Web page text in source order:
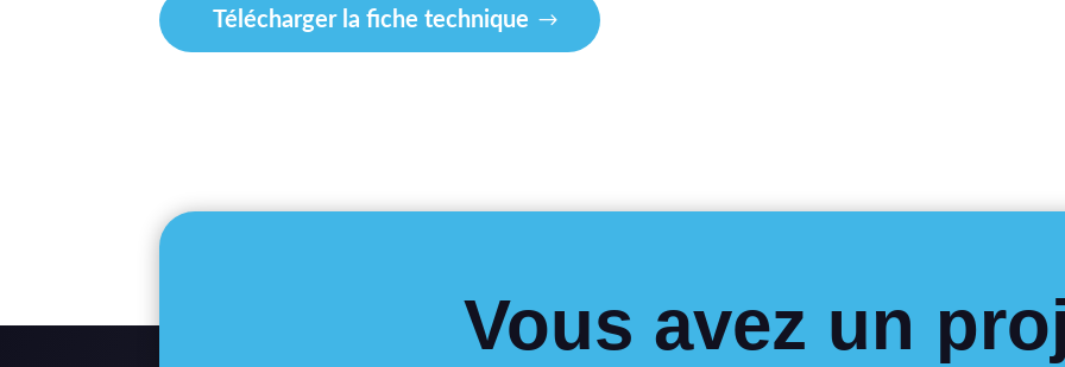
Télécharger la fiche technique
Vous avez un